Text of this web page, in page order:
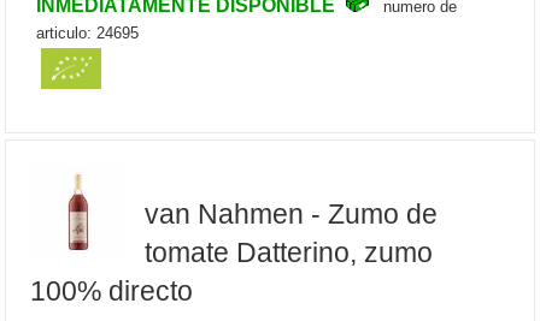
INMEDIATAMENTE DISPONIBLE
numero de
articulo: 24695
van Nahmen - Zumo de
tomate Datterino, zumo
100% directo